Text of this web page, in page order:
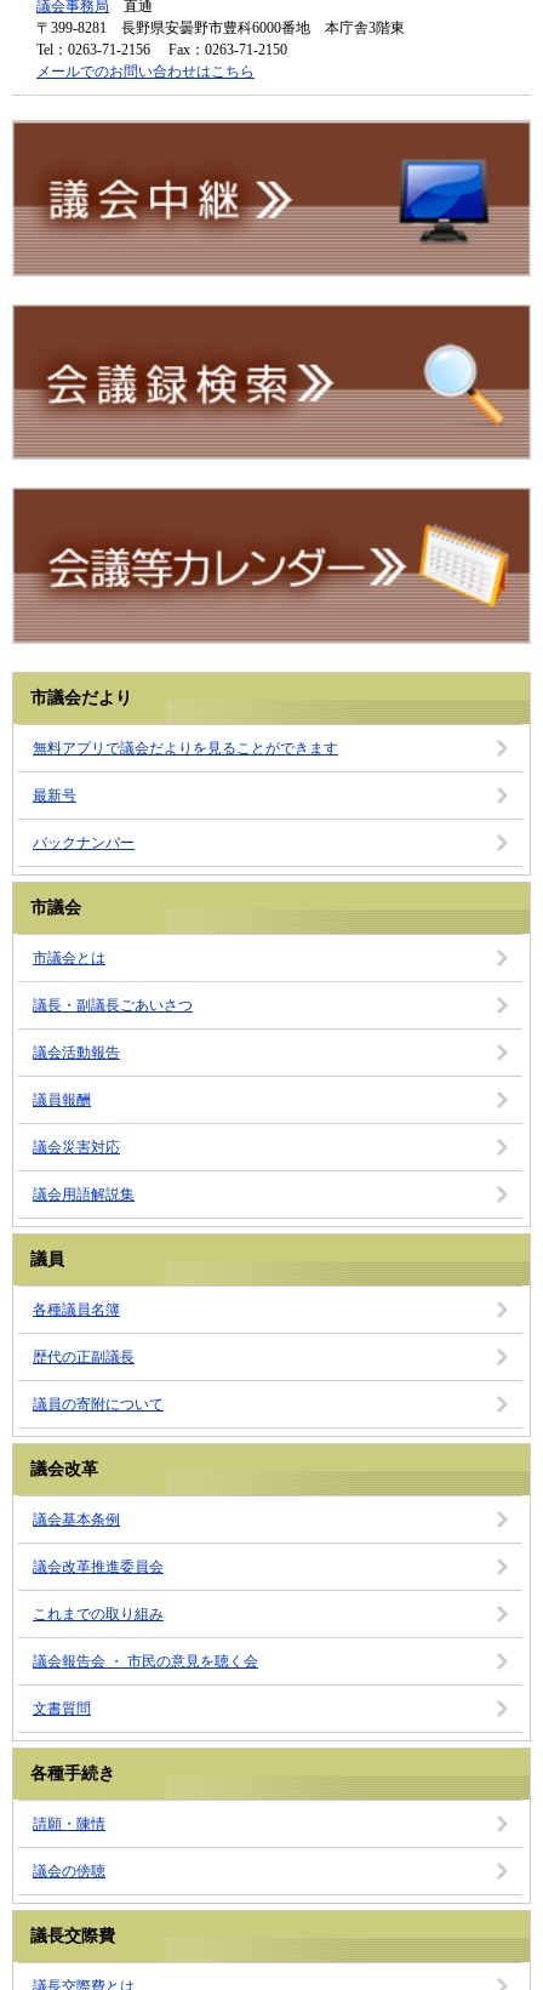
議会事務局
直通
〒399-8281
長野県安曇野市豊科6000番地 本庁舎3階東
Tel：0263-71-2156
Fax：0263-71-2150
メールでのお問い合わせはこちら
市議会だより
無料アプリで議会だよりを見ることができます
最新号
バックナンバー
市議会
市議会とは
議長・副議長ごあいさつ
議会活動報告
議員報酬
議会災害対応
議会用語解説集
議員
各種議員名簿
歴代の正副議長
議員の寄附について
議会改革
議会基本条例
議会改革推進委員会
これまでの取り組み
議会報告会 ・ 市民の意見を聴く会
文書質問
各種手続き
請願・陳情
議会の傍聴
議長交際費
議長交際費とは